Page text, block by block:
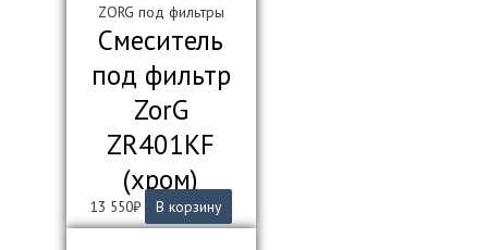
ZORG под фильтры
Смеситель
под фильтр
ZorG
ZR401KF
(хром)
13 550₽ В корзину